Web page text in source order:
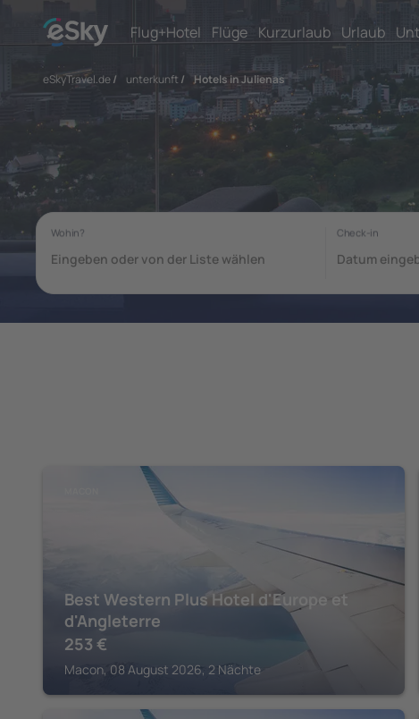
Flug+Hotel Flüge Kurzurlaub Urlaub
eSkyTravel.de/ unterkunft / Hotels in Julienas
Best Western Plus Hotel d'Europe et
d'Angleterre
253 €
Macon, 08 August 2026, 2 Nächte